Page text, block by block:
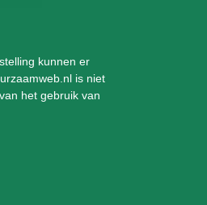
kunnen er
is niet
het gebruik van